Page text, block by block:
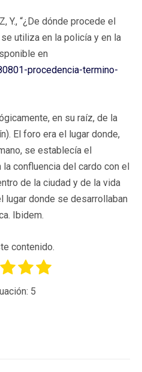
Y., “¿De dónde procede el
se utiliza en la policía y en la
en
procedencia-termino-
en su raíz, de la
El foro era el lugar donde,
se establecía el
confluencia del cardo con el
de la ciudad y de la vida
lugar donde se desarrollaban
Ibidem.
contenido.
5